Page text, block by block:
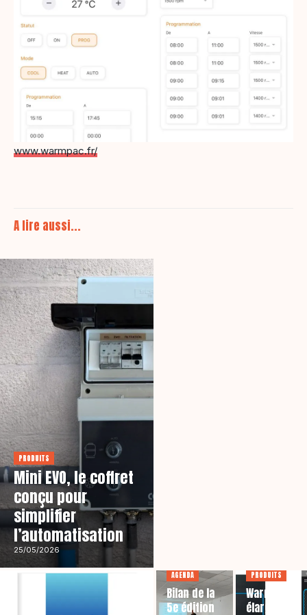
www.warmpac.fr/
A lire aussi...
PRODUITS
Mini EVO, le coffret
conçu pour
simplifier
l’automatisation
25/05/2026
AGENDA
Bilan de la
5e édition
PRODUITS
Warmpac
élargit sa